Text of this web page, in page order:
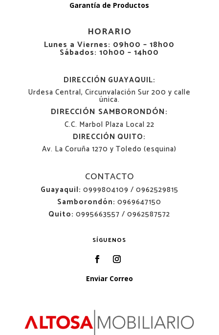
Garantía de Productos
HORARIO
Lunes a Viernes: 09h00 – 18h00
Sábados: 10h00 – 14h00
DIRECCIÓN GUAYAQUIL:
Urdesa Central, Circunvalación Sur 200 y calle
única.
DIRECCIÓN SAMBORONDÓN:
C.C. Marbol Plaza Local 22
DIRECCIÓN QUITO:
Av. La Coruña 1270 y Toledo (esquina)
CONTACTO
Guayaquil: 0999804109 / 0962529815
Samborondón: 0969647150
Quito: 0995663557 / 0962587572
SÍGUENOS
Enviar Correo